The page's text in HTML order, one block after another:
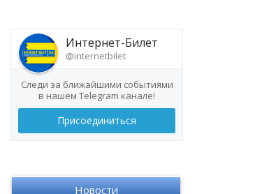
Интернет-Билет
@internetbilet
Следи за ближайшими событиями
в нашем Telegram канале!
Присоединиться
Новости